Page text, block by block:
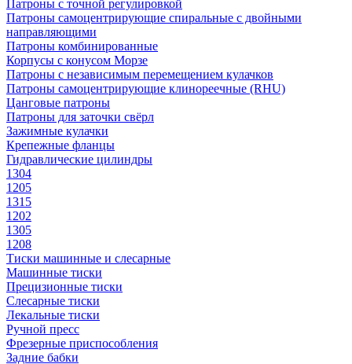
Патроны с точной регулировкой
Патроны самоцентрирующие спиральные с двойными
направляющими
Патроны комбинированные
Корпусы с конусом Морзе
Патроны с независимым перемещением кулачков
Патроны самоцентрирующие клинореечные (RHU)
Цанговые патроны
Патроны для заточки свёрл
Зажимные кулачки
Крепежные фланцы
Гидравлические цилиндры
1304
1205
1315
1202
1305
1208
Тиски машинные и слесарные
Машинные тиски
Прецизионные тиски
Слесарные тиски
Лекальные тиски
Ручной пресс
Фрезерные приспособления
Задние бабки